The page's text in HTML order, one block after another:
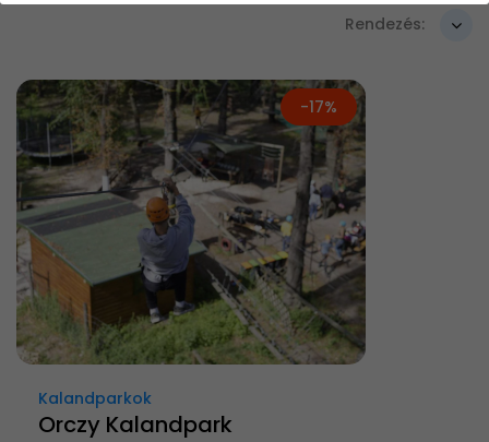
Rendezés:
-17%
Kalandparkok
Orczy Kalandpark